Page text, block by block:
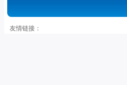
友情链接：